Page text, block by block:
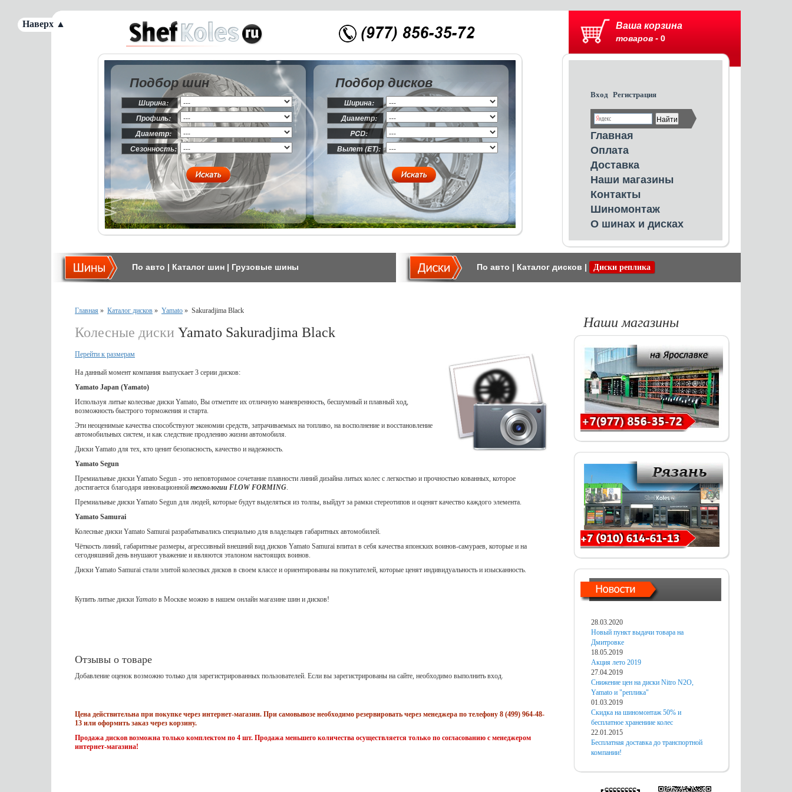
Ваша корзина
товаров - 0
Вход Регистрация
Главная
Оплата
Доставка
Наши магазины
Контакты
Шиномонтаж
О шинах и дисках
Подбор шин
Ширина:
Профиль:
Диаметр:
Сезонность:
Подбор дисков
Ширина:
Диаметр:
PCD:
Вылет (ET):
По авто | Каталог шин | Грузовые шины По авто | Каталог дисков | Диски реплика
Главная » Каталог дисков » Yamato » Sakuradjima Black
Колесные диски Yamato Sakuradjima Black
Перейти к размерам
На данный момент компания выпускает 3 серии дисков:
Yamato Japan (Yamato)
Используя литые колесные диски Yamato, Вы отметите их отличную маневренность, бесшумный и плавный ход,
возможность быстрого торможения и старта.
Эти неоценимые качества способствуют экономии средств, затрачиваемых на топливо, на восполнение и восстановление
автомобильных систем, и как следствие продлению жизни автомобиля.
Диски Yamato для тех, кто ценит безопасность, качество и надежность.
Yamato Segun
Премиальные диски Yamato Segun - это неповторимое сочетание плавности линий дизайна литых колес с легкостью и прочностью кованных, которое
достигается благодаря инновационной технологии FLOW FORMING.
Премиальные диски Yamato Segun для людей, которые будут выделяться из толпы, выйдут за рамки стереотипов и оценят качество каждого элемента.
Yamato Samurai
Колесные диски Yamato Samurai разрабатывались специально для владельцев габаритных автомобилей.
Чёткость линий, габаритные размеры, агрессивный внешний вид дисков Yamato Samurai впитал в себя качества японских воинов-самураев, которые и на
сегодняшний день внушают уважение и являются эталоном настоящих воинов.
Диски Yamato Samurai стали элитой колесных дисков в своем классе и ориентированы на покупателей, которые ценят индивидуальность и изысканность.
Купить литые диски Yamato в Москве можно в нашем онлайн магазине шин и дисков!
Отзывы о товаре
Добавление оценок возможно только для зарегистрированных пользователей. Если вы зарегистрированы на сайте, необходимо выполнить вход.
Цена действительна при покупке через интернет-магазин. При самовывозе необходимо резервировать через менеджера по телефону 8 (499) 964-48-
13 или оформить заказ через корзину.
Продажа дисков возможна только комплектом по 4 шт. Продажа меньшего количества осуществляется только по согласованию с менеджером
интернет-магазина!
Наши магазины
28.03.2020
Новый пункт выдачи товара на
Дмитровке
18.05.2019
Акция лето 2019
27.04.2019
Снижение цен на диски Nitro N2O,
Yamato и "реплика"
01.03.2019
Скидка на шиномонтаж 50% и
бесплатное хранениие колес
22.01.2015
Бесплатная доставка до транспортной
компании!
Наверх ▲